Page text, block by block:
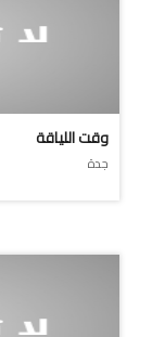
وقت اللياقة
جدة